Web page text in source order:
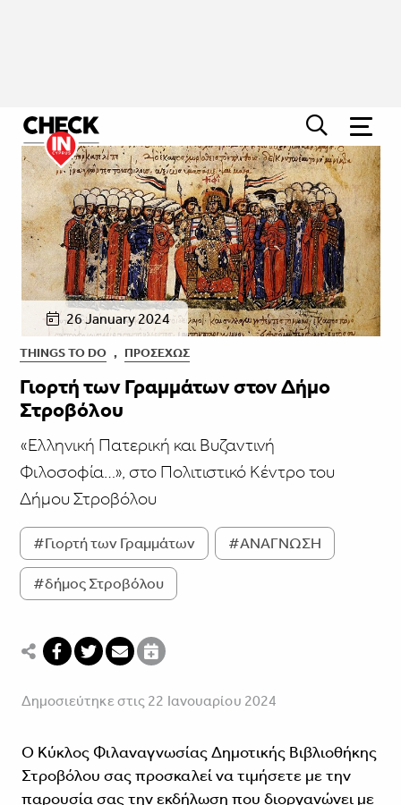
26 January 2024
THINGS TO DO , ΠΡΟΣΕΧΏΣ
Γιορτή των Γραμμάτων στον Δήμο
Στροβόλου
«Ελληνική Πατερική και Βυζαντινή
Φιλοσοφία…», στο Πολιτιστικό Κέντρο του
Δήμου Στροβόλου
#Γιορτή των Γραμμάτων #ΑΝΑΓΝΩΣΗ
#δήμος Στροβόλου
Δημοσιεύτηκε στις 22 Ιανουαρίου 2024
Ο Κύκλος Φιλαναγνωσίας Δημοτικής Βιβλιοθήκης
Στροβόλου σας προσκαλεί να τιμήσετε με την
παρουσία σας την εκδήλωση που διοργανώνει με